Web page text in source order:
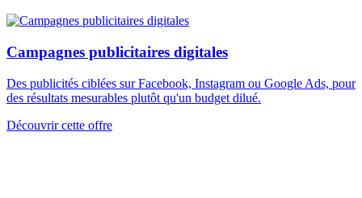
Campagnes publicitaires digitales
Des publicités ciblées sur Facebook, Instagram ou Google Ads, pour
des résultats mesurables plutôt qu'un budget dilué.
Découvrir cette offre